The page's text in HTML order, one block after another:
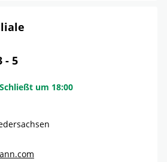
- 5
Schließt um 18:00